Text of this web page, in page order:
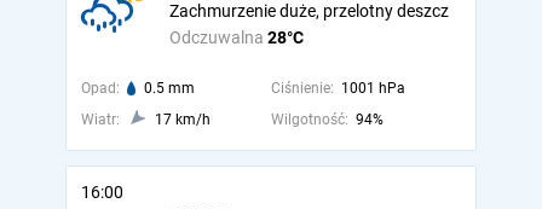
Odczuwalna 28°C
Zachmurzenie duże, przelotny deszcz
Opad: 0.5 mm Ciśnienie: 1001 hPa
Wiatr:
17 km/h Wilgotność: 94%
16:00